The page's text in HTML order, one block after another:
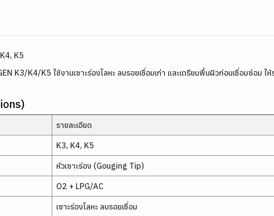
K5
K3/K4/K5 ใช้งานเซาะร่องโลหะ ลบรอยเชื่อมเก่า และเตรียมพื้นผิวก่อนเชื่อมซ่อม ใ
รายละเอียด
K3, K4, K5
หัวเซาะร่อง (Gouging Tip)
O2 + LPG/AC
เซาะร่องโลหะ ลบรอยเชื่อม